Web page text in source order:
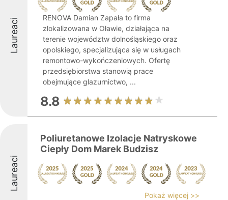
Laureaci
RENOVA Damian Zapała to firma
zlokalizowana w Oławie, działająca na
terenie województw dolnośląskiego oraz
opolskiego, specjalizująca się w usługach
remontowo-wykończeniowych. Ofertę
przedsiębiorstwa stanowią prace
obejmujące glazurnictwo, ...
8.8
Laureaci
Poliuretanowe Izolacje Natryskowe
Ciepły Dom Marek Budzisz
Pokaż więcej >>